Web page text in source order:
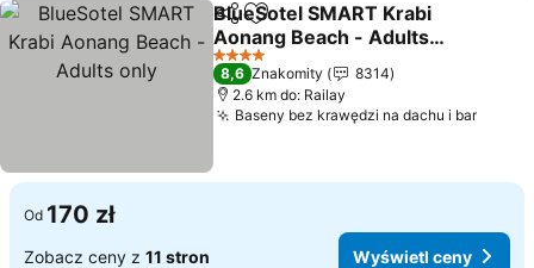
Udostępnij
Dodaj do ulubionych
BlueSotel SMART Krabi
Aonang Beach - Adults
only
Wyświetl ceny
4 Kategoria
8,6 Znakomity
8314
2.6 km do: Railay
Baseny bez krawędzi na dachu i bar
Od 170 zł
Zobacz ceny z 11 stron Wyświetl ceny